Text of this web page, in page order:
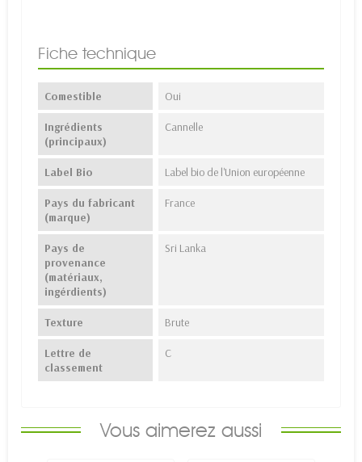
Fiche technique
Comestible Oui
Ingrédients
(principaux)
Cannelle
Label Bio Label bio de l'Union européenne
Pays du fabricant
(marque)
France
Pays de
provenance
(matériaux,
ingérdients)
Sri Lanka
Texture Brute
Lettre de
classement
C
Vous aimerez aussi